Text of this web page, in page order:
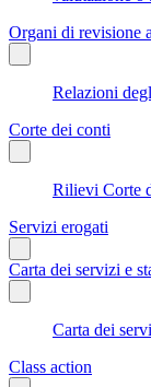
Organi di revisione
Relazioni
Corte dei conti
Rilievi Corte
Servizi erogati
Carta dei servizi e
Carta dei
Class action